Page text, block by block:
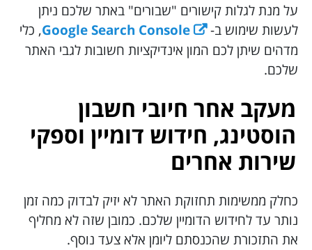
על מנת לגלות קישורים "שבורים" באתר שלכם ניתן
לעשות שימוש ב-
Google Search Console, כלי
מדהים שיתן לכם המון אינדיקציות חשובות לגבי האתר
שלכם.
מעקב אחר חיובי חשבון
הוסטינג, חידוש דומיין וספקי
שירות אחרים
כחלק ממשימות תחזוקת האתר לא יזיק לבדוק כמה זמן
נותר עד לחידוש הדומיין שלכם. כמובן שזה לא מחליף
את התזכורת שהכנסתם ליומן אלא צעד נוסף.